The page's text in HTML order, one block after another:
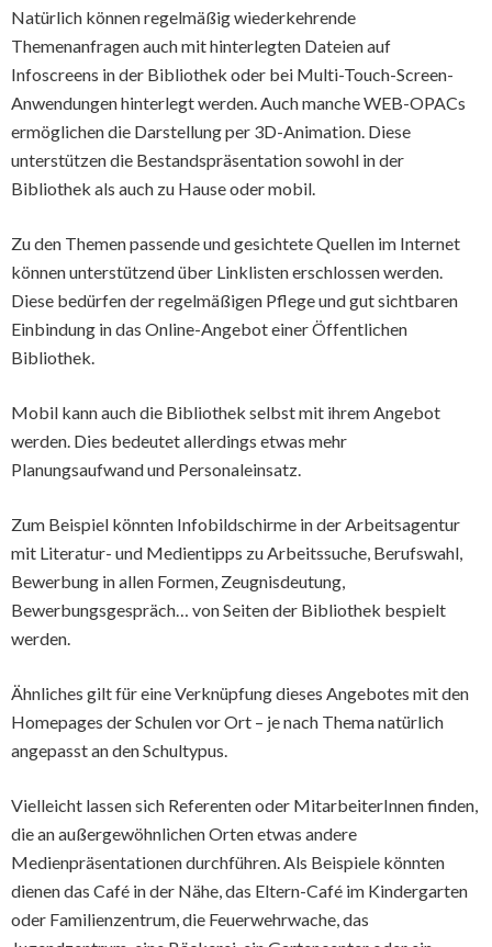
Natürlich können regelmäßig wiederkehrende
Themenanfragen auch mit hinterlegten Dateien auf
Infoscreens in der Bibliothek oder bei Multi-Touch-Screen-
Anwendungen hinterlegt werden. Auch manche WEB-OPACs
ermöglichen die Darstellung per 3D-Animation. Diese
unterstützen die Bestandspräsentation sowohl in der
Bibliothek als auch zu Hause oder mobil.
Zu den Themen passende und gesichtete Quellen im Internet
können unterstützend über Linklisten erschlossen werden.
Diese bedürfen der regelmäßigen Pflege und gut sichtbaren
Einbindung in das Online-Angebot einer Öffentlichen
Bibliothek.
Mobil kann auch die Bibliothek selbst mit ihrem Angebot
werden. Dies bedeutet allerdings etwas mehr
Planungsaufwand und Personaleinsatz.
Zum Beispiel könnten Infobildschirme in der Arbeitsagentur
mit Literatur- und Medientipps zu Arbeitssuche, Berufswahl,
Bewerbung in allen Formen, Zeugnisdeutung,
Bewerbungsgespräch… von Seiten der Bibliothek bespielt
werden.
Ähnliches gilt für eine Verknüpfung dieses Angebotes mit den
Homepages der Schulen vor Ort – je nach Thema natürlich
angepasst an den Schultypus.
Vielleicht lassen sich Referenten oder MitarbeiterInnen finden,
die an außergewöhnlichen Orten etwas andere
Medienpräsentationen durchführen. Als Beispiele könnten
dienen das Café in der Nähe, das Eltern-Café im Kindergarten
oder Familienzentrum, die Feuerwehrwache, das